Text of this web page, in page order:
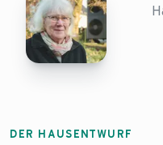
DER HAUSENTWURF